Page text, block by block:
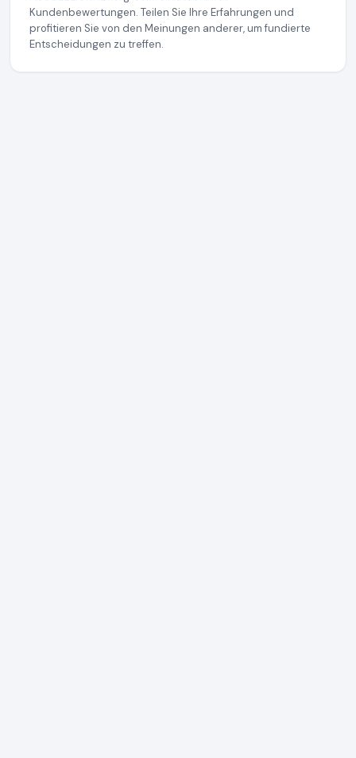
Kundenbewertungen. Teilen Sie Ihre Erfahrungen und
profitieren Sie von den Meinungen anderer, um fundierte
Entscheidungen zu treffen.